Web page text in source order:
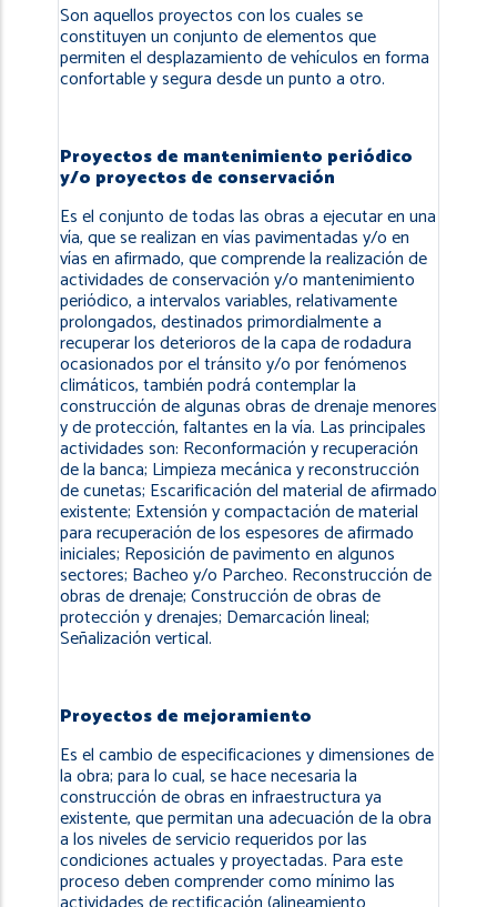
Son aquellos proyectos con los cuales se
constituyen un conjunto de elementos que
permiten el desplazamiento de vehículos en forma
confortable y segura desde un punto a otro.
Proyectos de mantenimiento periódico
y/o proyectos de conservación
Es el conjunto de todas las obras a ejecutar en una
vía, que se realizan en vías pavimentadas y/o en
vías en afirmado, que comprende la realización de
actividades de conservación y/o mantenimiento
periódico, a intervalos variables, relativamente
prolongados, destinados primordialmente a
recuperar los deterioros de la capa de rodadura
ocasionados por el tránsito y/o por fenómenos
climáticos, también podrá contemplar la
construcción de algunas obras de drenaje menores
y de protección, faltantes en la vía. Las principales
actividades son: Reconformación y recuperación
de la banca; Limpieza mecánica y reconstrucción
de cunetas; Escarificación del material de afirmado
existente; Extensión y compactación de material
para recuperación de los espesores de afirmado
iniciales; Reposición de pavimento en algunos
sectores; Bacheo y/o Parcheo. Reconstrucción de
obras de drenaje; Construcción de obras de
protección y drenajes; Demarcación lineal;
Señalización vertical.
Proyectos de mejoramiento
Es el cambio de especificaciones y dimensiones de
la obra; para lo cual, se hace necesaria la
construcción de obras en infraestructura ya
existente, que permitan una adecuación de la obra
a los niveles de servicio requeridos por las
condiciones actuales y proyectadas. Para este
proceso deben comprender como mínimo las